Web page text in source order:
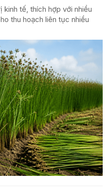
kinh tế, thích hợp với nhiều
thu hoạch liên tục nhiều